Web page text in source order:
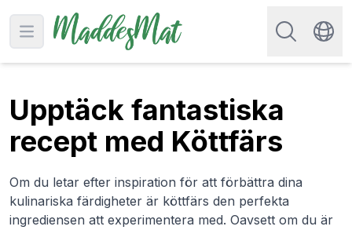
Open main menu
Sök efter
Upptäck fantastiska
recept med Köttfärs
Om du letar efter inspiration för att förbättra dina
kulinariska färdigheter är köttfärs den perfekta
ingrediensen att experimentera med. Oavsett om du är